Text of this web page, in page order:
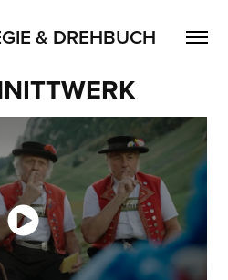
& DREHBUCH